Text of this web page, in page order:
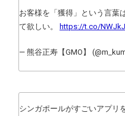
お客様を「獲得」という言葉
て欲しい。
https://t.co/
— 熊谷正寿【GMO】
シンガポールがすごいアプリ